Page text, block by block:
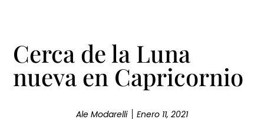
Cerca de la Luna
nueva en Capricornio
Ale Modarelli Enero 11, 2021